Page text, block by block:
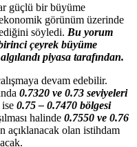
güçlü bir büyüme
görünüm üzerinde
söyledi. Bu yorum
çeyrek büyüme
piyasa tarafından.
devam edebilir.
0.7320 ve 0.73 seviyeleri
0.75 – 0.7470 bölgesi
halinde 0.7550 ve 0.76
açıklanacak olan istihdam